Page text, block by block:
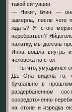
такой ситуации.
— Никит, блин! — она
замерла, после чего
ждать? Я стою
перебраться?
палатку, мы должны
Инна вошла внутрь и
человека на стол.
— Ты что, умудрился
Да. Она видела то,
буквально в
раздербаненном
сосредоточенно
на столе и изредка